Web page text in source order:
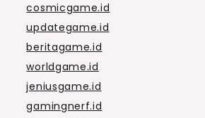
cosmicgame.id
updategame.id
beritagame.id
worldgame.id
jeniusgame.id
gamingnerf.id